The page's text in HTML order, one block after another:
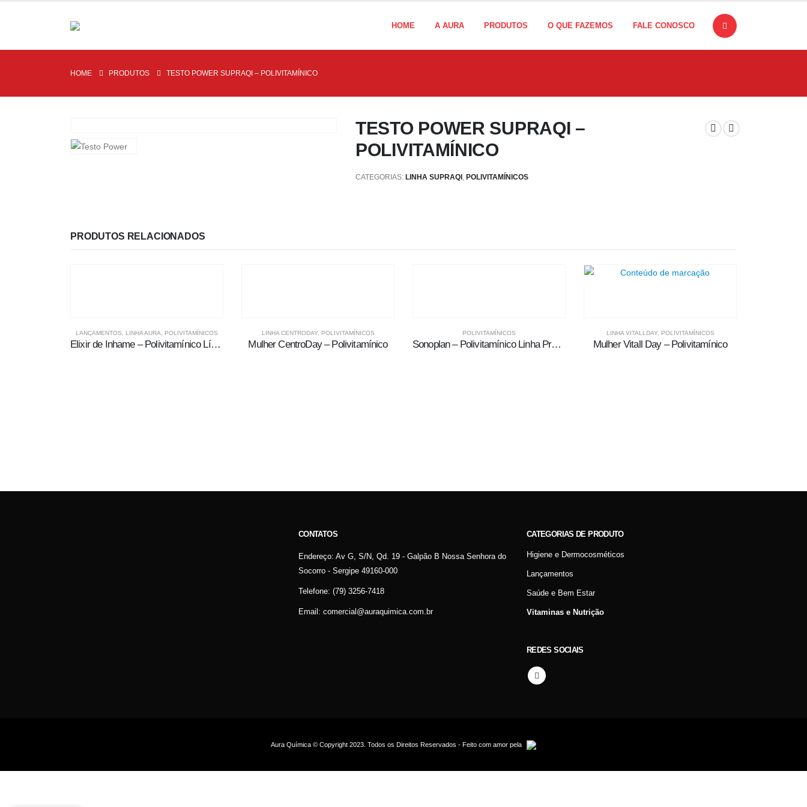
HOME A AURA PRODUTOS O QUE FAZEMOS FALE CONOSCO
HOME PRODUTOS TESTO POWER SUPRAQI – POLIVITAMÍNICO
TESTO POWER SUPRAQI –
POLIVITAMÍNICO
CATEGORIAS: LINHA SUPRAQI POLIVITAMÍNICOS
PRODUTOS RELACIONADOS
LANÇAMENTOS LINHA AURA POLIVITAMÍNICOS
Elixir de Inhame – Polivitamínico Líquido
LINHA CENTRODAY, POLIVITAMÍNICOS
Mulher CentroDay – Polivitamínico
POLIVITAMÍNICOS
Sonoplan – Polivitamínico Linha Premium
LINHA VITALLDAY, POLIVITAMÍNICOS
Mulher Vitall Day – Polivitamínico
CONTATOS
Endereço: Av G, S/N, Qd. 19 - Galpão B Nossa Senhora do
Socorro - Sergipe 49160-000
Telefone: (79) 3256-7418
Email: comercial@auraquimica.com.br
CATEGORIAS DE PRODUTO
Higiene e Dermocosméticos
Lançamentos
Saúde e Bem Estar
Vitaminas e Nutrição
REDES SOCIAIS
Aura Química © Copyright 2023. Todos os Direitos Reservados - Feito com amor pela